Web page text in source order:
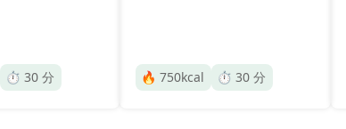
⏱️ 30 分 🔥 750kcal ⏱️ 30 分